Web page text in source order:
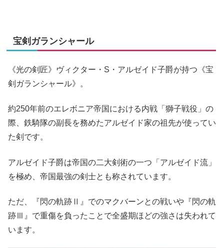
宝剣ガランシャール
《光の剣匠》ヴィクター・S・アルゼイド子爵が持つ《宝
剣ガランシャール》。
約250年前のエレボニア帝国における内戦「獅子戦役」の
際、鉄騎隊の副長を務めたアルゼイド家の祖先が使ってい
た剣です。
アルゼイド子爵は帝国の二大剣術の一つ「アルゼイド流」
を極め、帝国最強の剣士とも称されています。
ただ、『閃の軌跡Ⅱ』でのマクバーンとの戦いや『閃の軌
跡Ⅲ』で重傷を負ったことで全盛期ほどの強さは失われて
います。